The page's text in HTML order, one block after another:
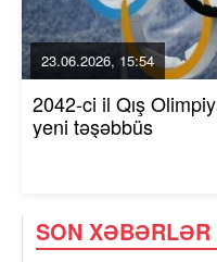
23.06.2026, 15:54
2042-ci il Qış
yeni təşəbbüs
SON XƏBƏRLƏR